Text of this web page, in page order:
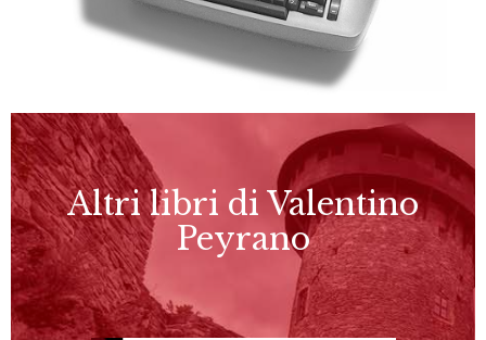
Altri libri di Valentino
Peyrano